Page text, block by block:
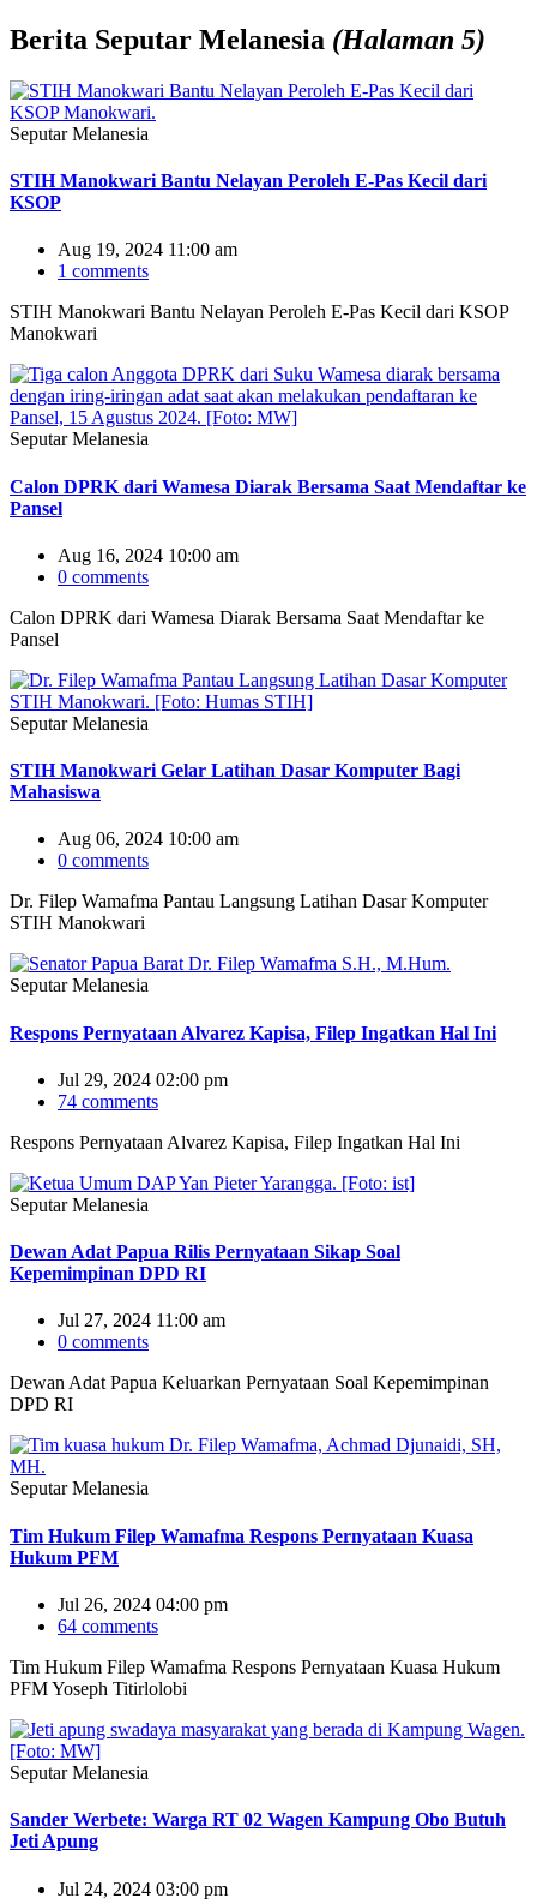
Berita Seputar Melanesia (Halaman 5)
Seputar Melanesia
STIH Manokwari Bantu Nelayan Peroleh E-Pas Kecil dari
KSOP
Aug 19, 2024 11:00 am
1 comments
STIH Manokwari Bantu Nelayan Peroleh E-Pas Kecil dari KSOP
Manokwari
Seputar Melanesia
Calon DPRK dari Wamesa Diarak Bersama Saat Mendaftar ke
Pansel
Aug 16, 2024 10:00 am
0 comments
Calon DPRK dari Wamesa Diarak Bersama Saat Mendaftar ke
Pansel
Seputar Melanesia
STIH Manokwari Gelar Latihan Dasar Komputer Bagi
Mahasiswa
Aug 06, 2024 10:00 am
0 comments
Dr. Filep Wamafma Pantau Langsung Latihan Dasar Komputer
STIH Manokwari
Seputar Melanesia
Respons Pernyataan Alvarez Kapisa, Filep Ingatkan Hal Ini
Jul 29, 2024 02:00 pm
74 comments
Respons Pernyataan Alvarez Kapisa, Filep Ingatkan Hal Ini
Seputar Melanesia
Dewan Adat Papua Rilis Pernyataan Sikap Soal
Kepemimpinan DPD RI
Jul 27, 2024 11:00 am
0 comments
Dewan Adat Papua Keluarkan Pernyataan Soal Kepemimpinan
DPD RI
Seputar Melanesia
Tim Hukum Filep Wamafma Respons Pernyataan Kuasa
Hukum PFM
Jul 26, 2024 04:00 pm
64 comments
Tim Hukum Filep Wamafma Respons Pernyataan Kuasa Hukum
PFM Yoseph Titirlolobi
Seputar Melanesia
Sander Werbete: Warga RT 02 Wagen Kampung Obo Butuh
Jeti Apung
Jul 24, 2024 03:00 pm